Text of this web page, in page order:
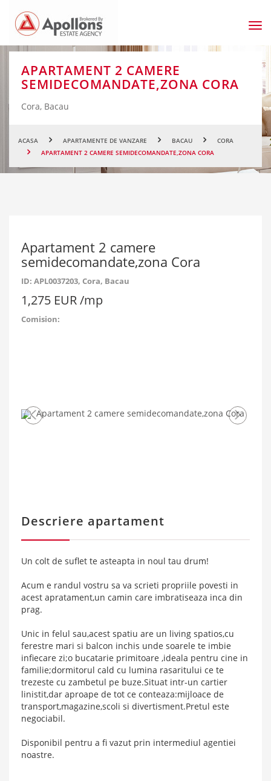
APARTAMENT 2 CAMERE
SEMIDECOMANDATE,ZONA CORA
Cora, Bacau
ACASA APARTAMENTE DE VANZARE BACAU
CORA
APARTAMENT 2 CAMERE SEMIDECOMANDATE,ZONA CORA
Apartament 2 camere
semidecomandate,zona Cora
ID: APL0037203, Cora, Bacau
1,275 EUR /mp
Comision:
Descriere apartament
Un colt de suflet te asteapta in noul tau drum!
Acum e randul vostru sa va scrieti propriile povesti in
acest apratament,un camin care imbratiseaza inca din
prag.
Unic in felul sau,acest spatiu are un living spatios,cu
ferestre mari si balcon inchis unde soarele te imbie
infiecare zi;o bucatarie primitoare ,ideala pentru cine in
familie;dormitorul cald cu lumina rasaritului ce te
trezeste cu zambetul pe buze.Situat intr-un cartier
linistit,dar aproape de tot ce conteaza:mijloace de
transport,magazine,scoli si divertisment.Pretul este
negociabil.
Disponibil pentru a fi vazut prin intermediul agentiei
noastre.